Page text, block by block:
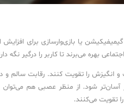
یا بازی‌وارسازی برای افزایش
بهره می‌برند تا کاربر را درگیر نگه
را تقویت کنند. رقابت سالم و
شود. از منظر عصبی هم
تقویت می‌کنند.